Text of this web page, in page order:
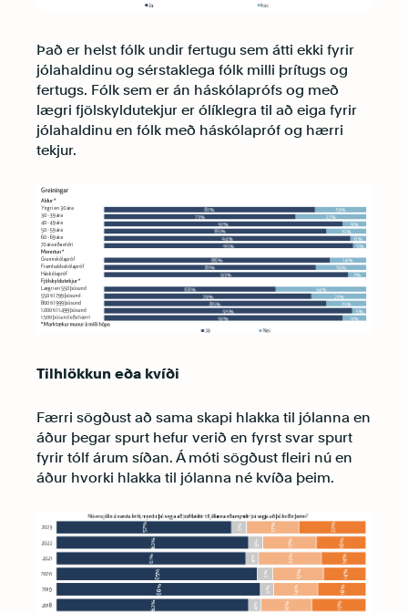
Það er helst fólk undir fertugu sem átti ekki fyrir
jólahaldinu og sérstaklega fólk milli þrítugs og
fertugs. Fólk sem er án háskólaprófs og með
lægri fjölskyldutekjur er ólíklegra til að eiga fyrir
jólahaldinu en fólk með háskólapróf og hærri
tekjur.
Tilhlökkun eða kvíði
Færri sögðust að sama skapi hlakka til jólanna en
áður þegar spurt hefur verið en fyrst svar spurt
fyrir tólf árum síðan. Á móti sögðust fleiri nú en
áður hvorki hlakka til jólanna né kvíða þeim.